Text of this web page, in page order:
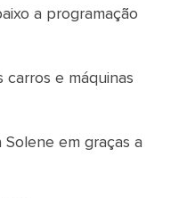
a programação
e máquinas
em graças a